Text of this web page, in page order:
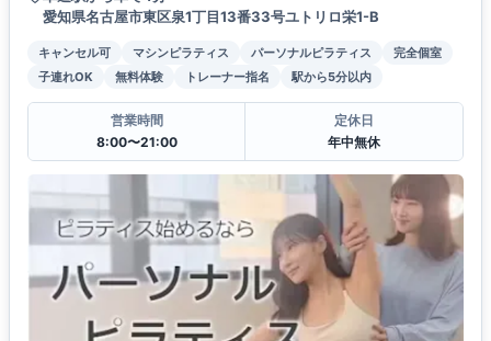
愛知県名古屋市東区泉1丁目13番33号ユトリロ栄1-B
キャンセル可 マシンピラティス パーソナルピラティス
完全個室
子連れOK
無料体験 トレーナー指名 駅から5分以内
営業時間
8:00〜21:00
定休日
年中無休